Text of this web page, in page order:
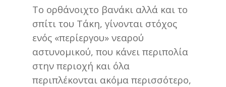
Το ορθάνοιχτο βανάκι αλλά και το
σπίτι του Τάκη, γίνονται στόχος
ενός «περίεργου» νεαρού
αστυνομικού, που κάνει περιπολία
στην περιοχή και όλα
περιπλέκονται ακόμα περισσότερο,